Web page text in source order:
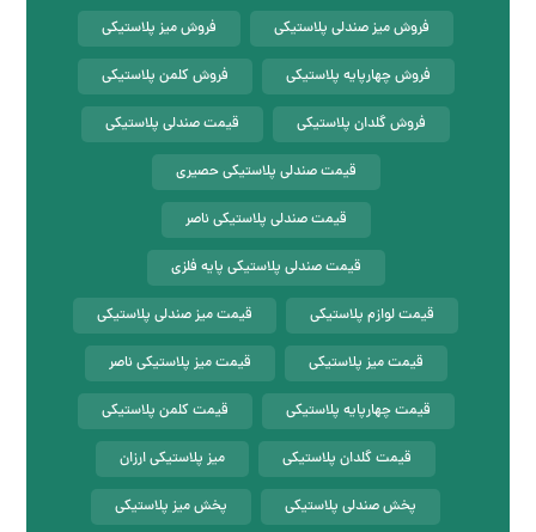
فروش میز صندلی پلاستیکی فروش میز پلاستیکی
فروش چهارپایه پلاستیکی فروش کلمن پلاستیکی
فروش گلدان پلاستیکی قیمت صندلی پلاستیکی
قیمت صندلی پلاستیکی حصیری
قیمت صندلی پلاستیکی ناصر
قیمت صندلی پلاستیکی پایه فلزی
قیمت لوازم پلاستیکی قیمت میز صندلی پلاستیکی
قیمت میز پلاستیکی قیمت میز پلاستیکی ناصر
قیمت چهارپایه پلاستیکی قیمت کلمن پلاستیکی
قیمت گلدان پلاستیکی میز پلاستیکی ارزان
پخش صندلی پلاستیکی پخش میز پلاستیکی